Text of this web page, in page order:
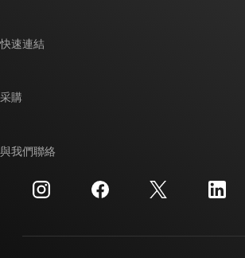
投資人關系
製造
快速連結
交互參考搜索
客戶支援中心
采購
訂購 FAQ
與我們聯絡